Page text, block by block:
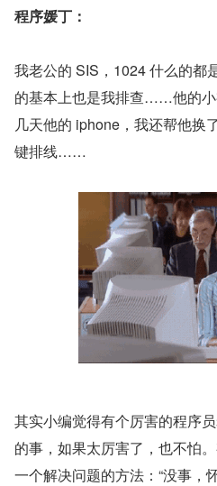
程序媛丁：
我老公的 SIS，1024 什么的都
的基本上也是我排查……他的
几天他的 iphone，我还帮他换
键排线……
其实小编觉得有个厉害的程序
的事，如果太厉害了，也不怕
一个解决问题的方法：“没事，